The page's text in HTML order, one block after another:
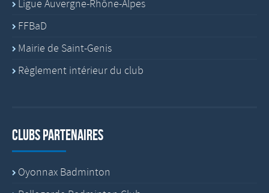
Ligue Auvergne-Rhône-Alpes
FFBaD
Mairie de Saint-Genis
Règlement intérieur du club
Clubs partenaires
Oyonnax Badminton